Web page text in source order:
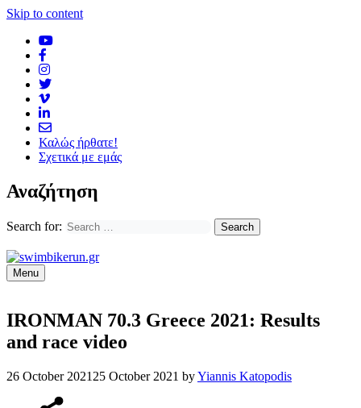
Skip to content
Καλώς ήρθατε!
Σχετικά με εμάς
Αναζήτηση
Search for:
Menu
IRONMAN 70.3 Greece 2021: Results
and race video
26 October 2021 25 October 2021 byYiannis Katopodis